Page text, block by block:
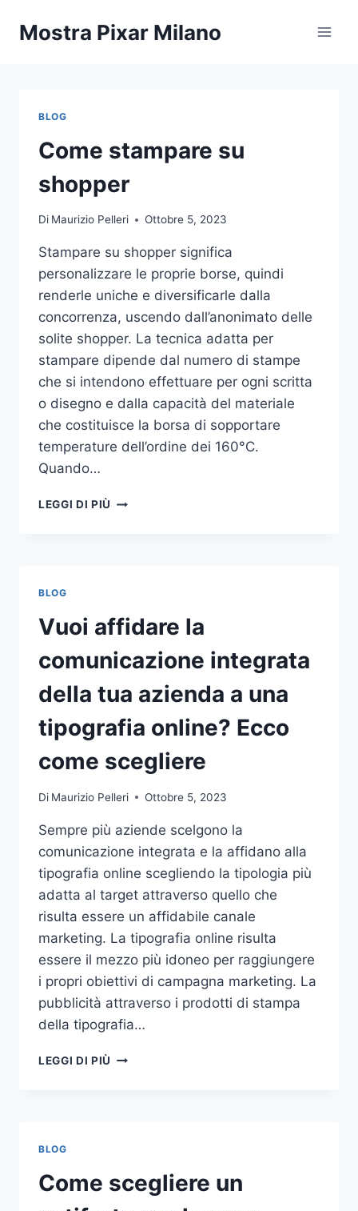
Mostra Pixar Milano
BLOG
Come stampare su
shopper
Di Maurizio Pelleri Ottobre 5, 2023
Stampare su shopper significa
personalizzare le proprie borse, quindi
renderle uniche e diversificarle dalla
concorrenza, uscendo dall’anonimato delle
solite shopper. La tecnica adatta per
stampare dipende dal numero di stampe
che si intendono effettuare per ogni scritta
o disegno e dalla capacità del materiale
che costituisce la borsa di sopportare
temperature dell’ordine dei 160°C.
Quando…
LEGGI DI PIÙ COME
BLOG
Vuoi affidare la
comunicazione integrata
della tua azienda a una
tipografia online? Ecco
come scegliere
Di Maurizio Pelleri Ottobre 5, 2023
Sempre più aziende scelgono la
comunicazione integrata e la affidano alla
tipografia online scegliendo la tipologia più
adatta al target attraverso quello che
risulta essere un affidabile canale
marketing. La tipografia online risulta
essere il mezzo più idoneo per raggiungere
i propri obiettivi di campagna marketing. La
pubblicità attraverso i prodotti di stampa
della tipografia…
LEGGI DI PIÙ VUOI
A
UNA
BLOG
Come scegliere un